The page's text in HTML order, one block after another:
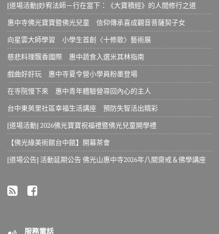
[道場活動]妙宥法師－行在當下：《大寶積經》的人間修行之道
惠中寺佛光寶寶暨佛光兒童 信仰傳承喜成觀音菩薩契子女
向星雲大師學習 小學生首創〈十修歌〉藝術展
慈悲料理飄香國際 惠中蔬食入選米其林指南
戲曲好好玩 惠中寺夏令營小學員粉墨登場
在寺院慢下來 惠中青年體驗營尋回內心的主人
台中東英里社區幸福生活講座 預防失智活出精彩
[道場活動] 2026佛光寶寶祝福禮暨佛光兒童開學禮
【佛光緣美術館台中館】開幕茶會
[道場公告] 活動延期公告 佛光山惠中寺2026年八關齋戒＆佛學講座
服務電話